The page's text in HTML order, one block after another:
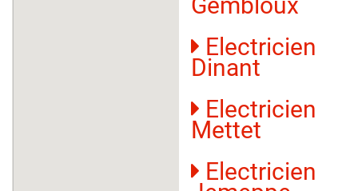
Electricien
Dinant
Electricien
Mettet
Electricien